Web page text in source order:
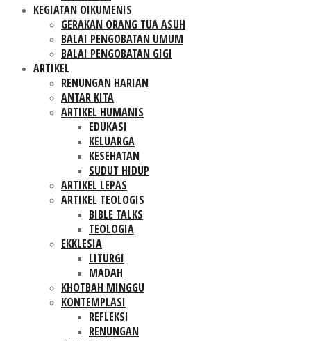
KEGIATAN OIKUMENIS
GERAKAN ORANG TUA ASUH
BALAI PENGOBATAN UMUM
BALAI PENGOBATAN GIGI
ARTIKEL
RENUNGAN HARIAN
ANTAR KITA
ARTIKEL HUMANIS
EDUKASI
KELUARGA
KESEHATAN
SUDUT HIDUP
ARTIKEL LEPAS
ARTIKEL TEOLOGIS
BIBLE TALKS
TEOLOGIA
EKKLESIA
LITURGI
MADAH
KHOTBAH MINGGU
KONTEMPLASI
REFLEKSI
RENUNGAN